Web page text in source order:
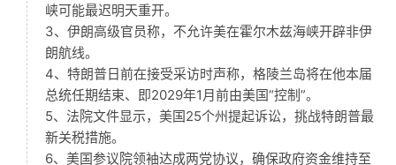
峡可能最迟明天重开。
3、伊朗高级官员称，不允许美在霍尔木兹海峡开辟非伊
朗航线。
4、特朗普日前在接受采访时声称，格陵兰岛将在他本届
总统任期结束、即2029年1月前由美国“控制”。
5、法院文件显示，美国25个州提起诉讼，挑战特朗普最
新关税措施。
6、美国参议院领袖达成两党协议，确保政府资金维持至